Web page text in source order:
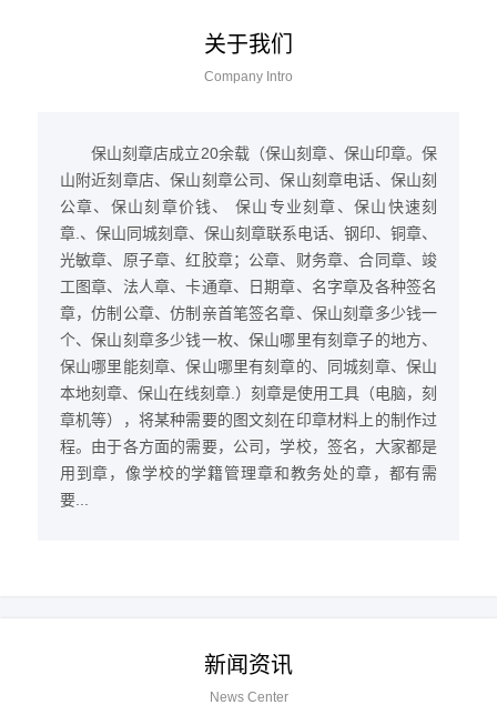
关于我们
Company Intro
保山刻章店成立20余载（保山刻章、保山印章。保
山附近刻章店、保山刻章公司、保山刻章电话、保山刻
公章、保山刻章价钱、 保山专业刻章、保山快速刻
章.、保山同城刻章、保山刻章联系电话、钢印、铜章、
光敏章、原子章、红胶章；公章、财务章、合同章、竣
工图章、法人章、卡通章、日期章、名字章及各种签名
章，仿制公章、仿制亲首笔签名章、保山刻章多少钱一
个、保山刻章多少钱一枚、保山哪里有刻章子的地方、
保山哪里能刻章、保山哪里有刻章的、同城刻章、保山
本地刻章、保山在线刻章.）刻章是使用工具（电脑，刻
章机等），将某种需要的图文刻在印章材料上的制作过
程。由于各方面的需要，公司，学校，签名，大家都是
用到章，像学校的学籍管理章和教务处的章，都有需
要...
新闻资讯
News Center